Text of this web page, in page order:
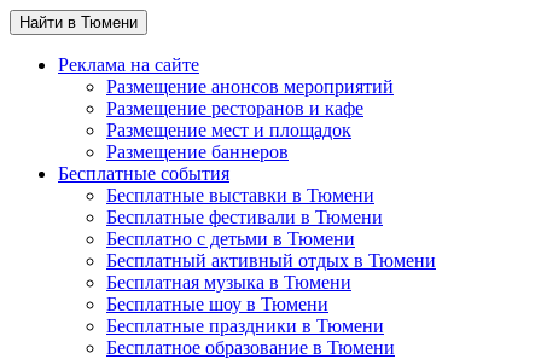
Найти в Тюмени
Реклама на сайте
Размещение анонсов мероприятий
Размещение ресторанов и кафе
Размещение мест и площадок
Размещение баннеров
Бесплатные события
Бесплатные выставки в Тюмени
Бесплатные фестивали в Тюмени
Бесплатно с детьми в Тюмени
Бесплатный активный отдых в Тюмени
Бесплатная музыка в Тюмени
Бесплатные шоу в Тюмени
Бесплатные праздники в Тюмени
Бесплатное образование в Тюмени